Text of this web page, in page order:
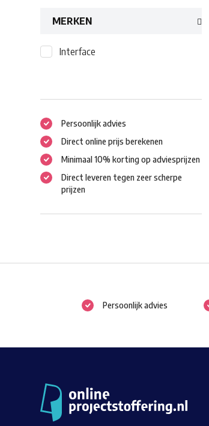
MERKEN
Interface
Persoonlijk advies
Direct online prijs berekenen
Minimaal 10% korting op adviesprijzen
Direct leveren tegen zeer scherpe
prijzen
Persoonlijk advies